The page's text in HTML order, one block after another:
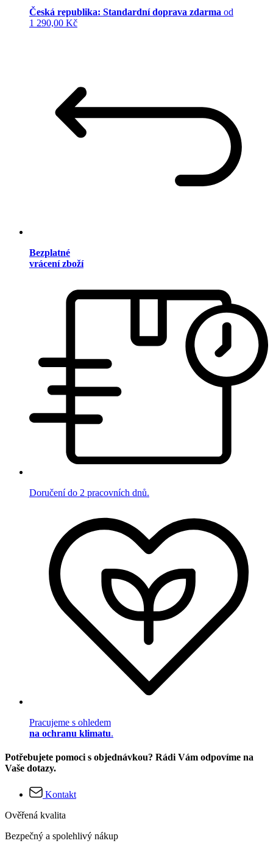
Česká republika: Standardní doprava zdarma od
1 290,00 Kč
Bezplatné
vrácení zboží
Doručení do 2 pracovních dnů.
Pracujeme s ohledem
na ochranu klimatu.
Potřebujete pomoci s objednávkou? Rádi Vám odpovíme na
Vaše dotazy.
Kontakt
Ověřená kvalita
Bezpečný a spolehlivý nákup